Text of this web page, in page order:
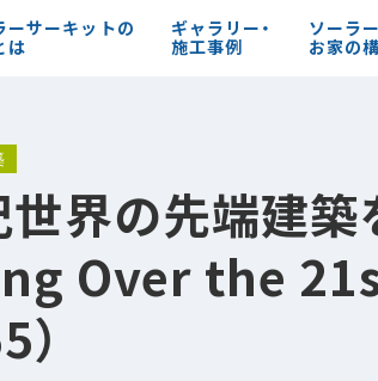
ーサーキットの
は
ギャラリー・
施工事例
ソーラ
お家の
世界の先端建
Over the